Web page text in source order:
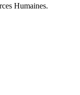
Humaines.